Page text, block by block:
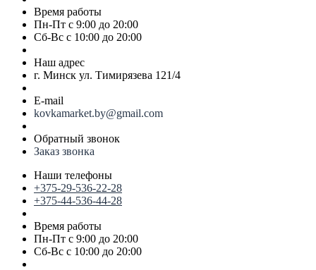
Время работы
Пн-Пт с 9:00 до 20:00
Сб-Вс с 10:00 до 20:00
Наш адрес
г. Минск ул. Тимирязева 121/4
E-mail
kovkamarket.by@gmail.com
Обратный звонок
Заказ звонка
Наши телефоны
+375-29-536-22-28
+375-44-536-44-28
Время работы
Пн-Пт с 9:00 до 20:00
Сб-Вс с 10:00 до 20:00